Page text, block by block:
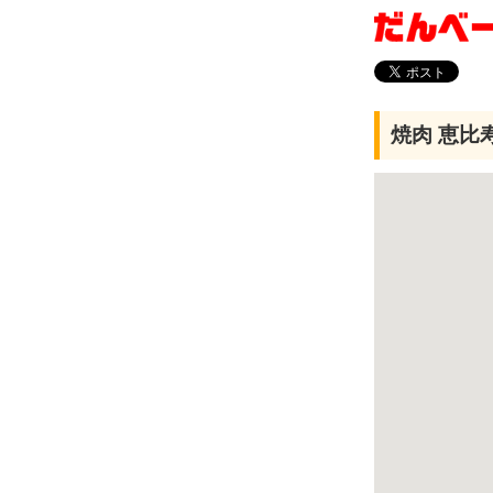
焼肉 恵比